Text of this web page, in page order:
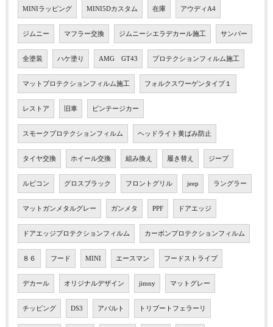
MINIラッピング MINI5Dカスタム 在庫 アウディA4
ジムニー マフラー交換 ジムニーシエラデカール施工 サンバー
全塗装 ハケ塗り AMG GT43 プロテクションフィルム施工
マットプロテクションフィルム施工 フォルクスワーゲンタイプ１
レストア 旧車 ビンテージカー
スモークプロテクションフィルム ヘッドライト黄ばみ防止
タイヤ交換 ホイール交換 組み換え 履き替え ジープ
ルビコン グロスブラック フロントグリル jeep ラングラー
マットガンメタルグレー ガンメタ PPF ドアエッジ
ドアエッジプロテクションフィルム カーボンプロテクションフィルム
８６ フード MINI エースマン フードストライプ
デカール オリジナルデザイン jimny マットグレー
チッピング DS3 アバルト トリブートフェラーリ